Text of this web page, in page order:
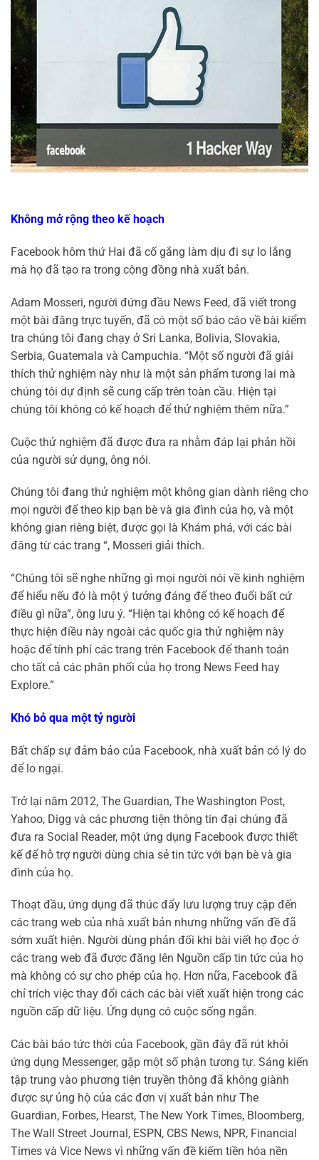
Không mở rộng theo kế hoạch
Facebook hôm thứ Hai đã cố gắng làm dịu đi sự lo lắng
mà họ đã tạo ra trong cộng đồng nhà xuất bản.
Adam Mosseri, người đứng đầu News Feed, đã viết trong
một bài đăng trực tuyến, đã có một số báo cáo về bài kiểm
tra chúng tôi đang chạy ở Sri Lanka, Bolivia, Slovakia,
Serbia, Guatemala và Campuchia. “Một số người đã giải
thích thử nghiệm này như là một sản phẩm tương lai mà
chúng tôi dự định sẽ cung cấp trên toàn cầu. Hiện tại
chúng tôi không có kế hoạch để thử nghiệm thêm nữa.”
Cuộc thử nghiệm đã được đưa ra nhằm đáp lại phản hồi
của người sử dụng, ông nói.
Chúng tôi đang thử nghiệm một không gian dành riêng cho
mọi người để theo kịp bạn bè và gia đình của họ, và một
không gian riêng biệt, được gọi là Khám phá, với các bài
đăng từ các trang “, Mosseri giải thích.
“Chúng tôi sẽ nghe những gì mọi người nói về kinh nghiệm
để hiểu nếu đó là một ý tưởng đáng để theo đuổi bất cứ
điều gì nữa”, ông lưu ý. “Hiện tại không có kế hoạch để
thực hiện điều này ngoài các quốc gia thử nghiệm này
hoặc để tính phí các trang trên Facebook để thanh toán
cho tất cả các phân phối của họ trong News Feed hay
Explore.”
Khó bỏ qua một tỷ người
Bất chấp sự đảm bảo của Facebook, nhà xuất bản có lý do
để lo ngại.
Trở lại năm 2012, The Guardian, The Washington Post,
Yahoo, Digg và các phương tiện thông tin đại chúng đã
đưa ra Social Reader, một ứng dụng Facebook được thiết
kế để hỗ trợ người dùng chia sẻ tin tức với bạn bè và gia
đình của họ.
Thoạt đầu, ứng dụng đã thúc đẩy lưu lượng truy cập đến
các trang web của nhà xuất bản nhưng những vấn đề đã
sớm xuất hiện. Người dùng phản đối khi bài viết họ đọc ở
các trang web đã được đăng lên Nguồn cấp tin tức của họ
mà không có sự cho phép của họ. Hơn nữa, Facebook đã
chỉ trích việc thay đổi cách các bài viết xuất hiện trong các
nguồn cấp dữ liệu. Ứng dụng có cuộc sống ngắn.
Các bài báo tức thời của Facebook, gần đây đã rút khỏi
ứng dụng Messenger, gặp một số phận tương tự. Sáng kiến
​​tập trung vào phương tiện truyền thông đã không giành
được sự ủng hộ của các đơn vị xuất bản như The
Guardian, Forbes, Hearst, The New York Times, Bloomberg,
The Wall Street Journal, ESPN, CBS News, NPR, Financial
Times và Vice News vì những vấn đề kiếm tiền hóa nền